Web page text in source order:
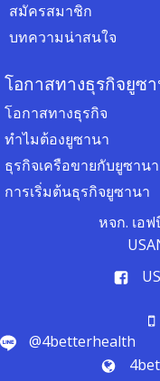
สมัครสมาชิก
บทความน่าสนใจ
โอกาสทางธุรกิจยูซ
โอกาสทางธุรกิจ
ทำไมต้องยูซานา
ธุรกิจเครือขายกับยูซานา
การเริ่มต้นธุรกิจยูซานา
หจก. เอ
@4betterhealth